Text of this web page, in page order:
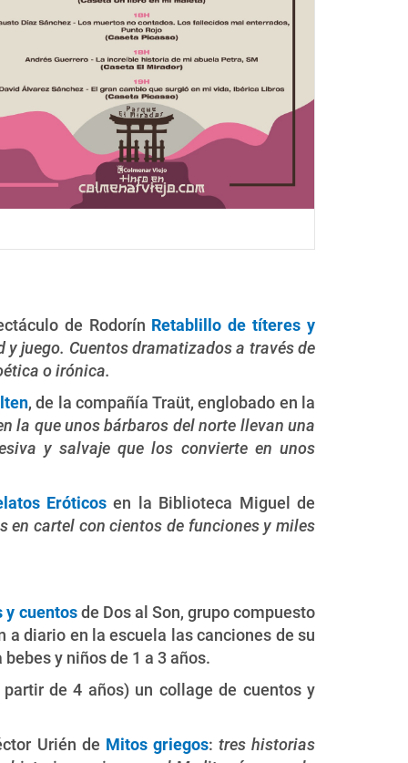
de Rodorín Retablillo de títeres y
juego. Cuentos dramatizados a través de
o irónica.
, de la compañía Traüt, englobado en la
la que unos bárbaros del norte llevan una
y salvaje que los convierte en unos
Eróticos en la Biblioteca Miguel de
en cartel con cientos de funciones y miles
y cuentosde Dos al Son, grupo compuesto
a diario en la escuela las canciones de su
bebes y niños de 1 a 3 años.
de 4 años) un collage de cuentos y
Urién de Mitos griegos: tres historias